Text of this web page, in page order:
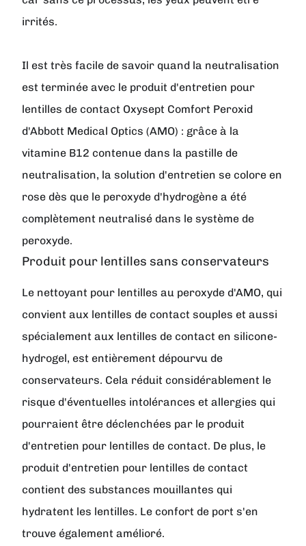
irrités.
Il est très facile de savoir quand la neutralisation
est terminée avec le produit d'entretien pour
lentilles de contact Oxysept Comfort Peroxid
d'Abbott Medical Optics (AMO) : grâce à la
vitamine B12 contenue dans la pastille de
neutralisation, la solution d'entretien se colore en
rose dès que le peroxyde d'hydrogène a été
complètement neutralisé dans le système de
peroxyde.
Produit pour lentilles sans conservateurs
Le nettoyant pour lentilles au peroxyde d'AMO, qui
convient aux lentilles de contact souples et aussi
spécialement aux lentilles de contact en silicone-
hydrogel, est entièrement dépourvu de
conservateurs. Cela réduit considérablement le
risque d'éventuelles intolérances et allergies qui
pourraient être déclenchées par le produit
d'entretien pour lentilles de contact. De plus, le
produit d'entretien pour lentilles de contact
contient des substances mouillantes qui
hydratent les lentilles. Le confort de port s'en
trouve également amélioré.